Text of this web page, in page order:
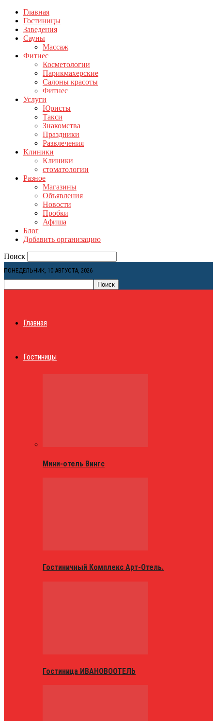
Главная
Гостиницы
Заведения
Сауны
Массаж
Фитнес
Косметологии
Парикмахерские
Салоны красоты
Фитнес
Услуги
Юристы
Такси
Знакомства
Праздники
Развлечения
Клиники
Клиники
стоматологии
Разное
Магазины
Объявления
Новости
Пробки
Афиша
Блог
Добавить организацию
Поиск
ПОНЕДЕЛЬНИК, 10 АВГУСТА, 2026
Главная
Гостиницы
Мини-отель Вингс
Гостиничный Комплекс Арт-Отель.
Гостиница ИВАНОВООТЕЛЬ